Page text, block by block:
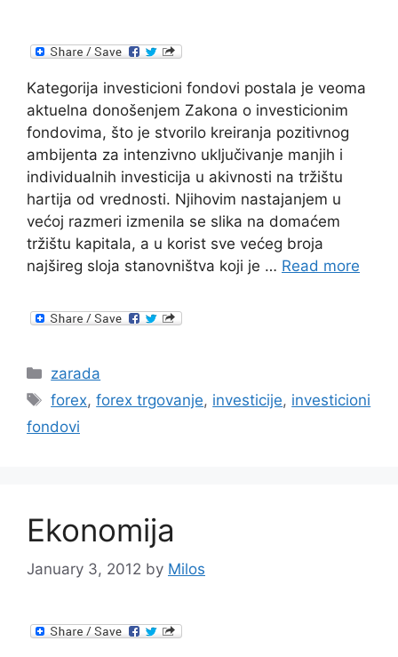
Kategorija investicioni fondovi postala je veoma
aktuelna donošenjem Zakona o investicionim
fondovima, što je stvorilo kreiranja pozitivnog
ambijenta za intenzivno uključivanje manjih i
individualnih investicija u akivnosti na tržištu
hartija od vrednosti. Njihovim nastajanjem u
većoj razmeri izmenila se slika na domaćem
tržištu kapitala, a u korist sve većeg broja
najšireg sloja stanovništva koji je … Read more
Categories
zarada
Tags
forex,forex trgovanje, investicije, investicioni
fondovi
Ekonomija
January 3, 2012 by Milos